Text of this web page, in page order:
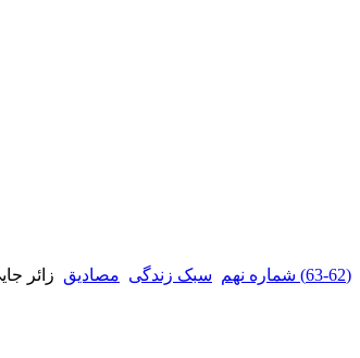
(62-63) شماره نهم سبک زندگی مصادیق زائر